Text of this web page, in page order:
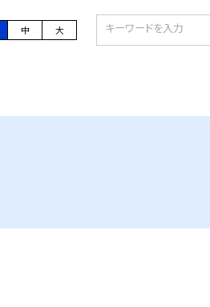
中 大